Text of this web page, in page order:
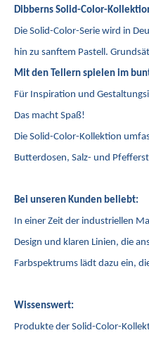
Dibberns Solid-Color-
Die Solid-Color-Serie wird in
hin zu sanftem Pastell.
Mit den Tellern spielen im
Für Inspiration und
Das macht Spaß!
Die Solid-Color-Kollektion
Butterdosen, Salz- und
Bei unseren Kunden beliebt:
In einer Zeit der industriellen
Design und klaren Linien, die
Farbspektrums lädt dazu ein,
Wissenswert:
Produkte der Solid-Color-